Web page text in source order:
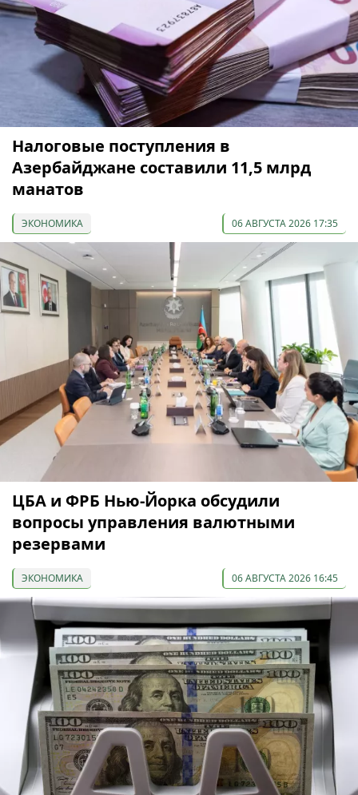
Налоговые поступления в
Азербайджане составили 11,5 млрд
манатов
ЭКОНОМИКА 06 АВГУСТА 2026 17:35
ЦБА и ФРБ Нью-Йорка обсудили
вопросы управления валютными
резервами
ЭКОНОМИКА 06 АВГУСТА 2026 16:45